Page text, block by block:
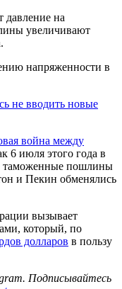
давление на
увеличивают
напряженности в
не вводить новые
война между
6 июля этого года в
таможенные пошлины
и Пекин обменялись
вызывает
который, по
долларов в пользу
Подписывайтесь